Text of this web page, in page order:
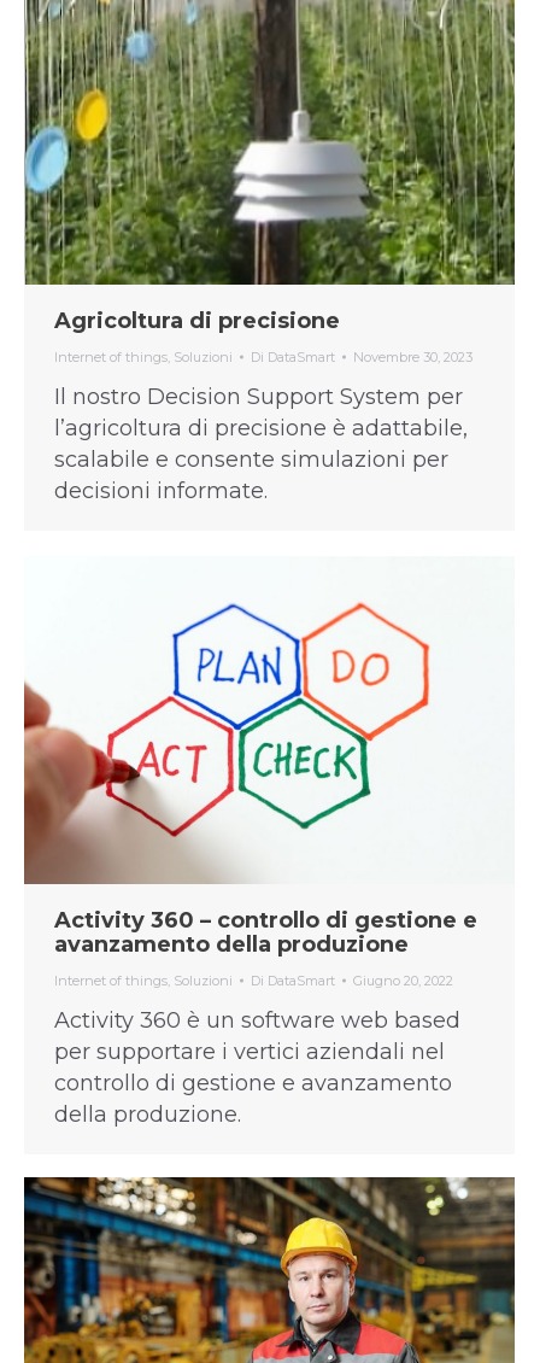
Agricoltura di precisione
Internet of things, Soluzioni Di DataSmart Novembre 30, 2023
Il nostro Decision Support System per
l’agricoltura di precisione è adattabile,
scalabile e consente simulazioni per
decisioni informate.
Activity 360 – controllo di gestione e
avanzamento della produzione
Internet of things Soluzioni Di DataSmart Giugno 20, 2022
Activity 360 è un software web based
per supportare i vertici aziendali nel
controllo di gestione e avanzamento
della produzione.